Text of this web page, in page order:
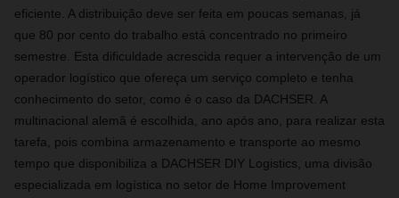
eficiente. A distribuição deve ser feita em poucas semanas, já
que 80 por cento do trabalho está concentrado no primeiro
semestre. Esta dificuldade acrescida requer a intervenção de um
operador logístico que ofereça um serviço completo e tenha
conhecimento do setor, como é o caso da DACHSER. A
multinacional alemã é escolhida, ano após ano, para realizar esta
tarefa, pois combina armazenamento e transporte ao mesmo
tempo que disponibiliza a DACHSER DIY Logistics, uma divisão
especializada em logística no setor de Home Improvement